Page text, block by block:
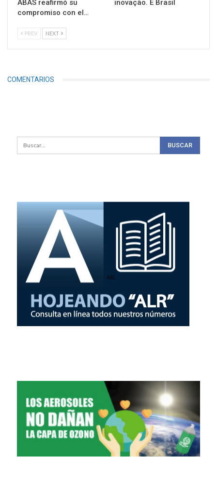
ABAS reafirmó su
compromiso con el…
inovação. É Brasil
PREV NEXT
COMENTARIOS